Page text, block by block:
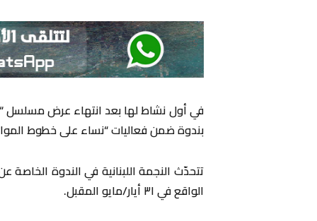
بندوة ضمن فعاليات “نساء على خطوط
تتحدّث النجمة اللبنانية في الندوة الخاصة
الواقع في ٣١ أيار/مايو المقبل.